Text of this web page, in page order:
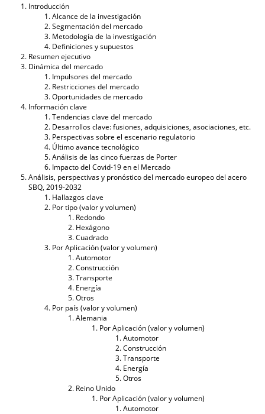
Introducción
Alcance de la investigación
Segmentación del mercado
Metodología de la investigación
Definiciones y supuestos
Resumen ejecutivo
Dinámica del mercado
Impulsores del mercado
Restricciones del mercado
Oportunidades de mercado
Información clave
Tendencias clave del mercado
Desarrollos clave: fusiones, adquisiciones, asociaciones, etc.
Perspectivas sobre el escenario regulatorio
Último avance tecnológico
Análisis de las cinco fuerzas de Porter
Impacto del Covid-19 en el Mercado
Análisis, perspectivas y pronóstico del mercado europeo del acero
SBQ, 2019-2032
Hallazgos clave
Por tipo (valor y volumen)
Redondo
Hexágono
Cuadrado
Por Aplicación (valor y volumen)
Automotor
Construcción
Transporte
Energía
Otros
Por país (valor y volumen)
Alemania
Por Aplicación (valor y volumen)
Automotor
Construcción
Transporte
Energía
Otros
Reino Unido
Por Aplicación (valor y volumen)
Automotor